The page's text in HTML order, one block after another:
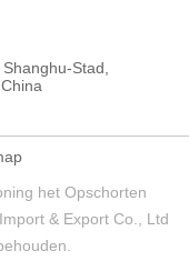
Stad,
het Opschorten
& Export Co., Ltd